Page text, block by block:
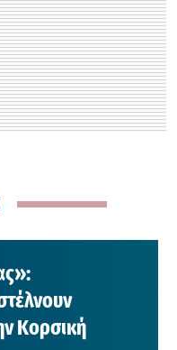
ΕΛΛΑΔΑ
Πιτουρά